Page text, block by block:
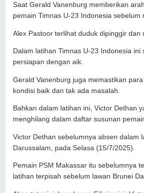
Saat Gerald Vanenburg memberikan
pemain Timnas U-23 Indonesia sebelum
Alex Pastoor terlihat duduk dipinggir dan
Dalam latihan Timnas U-23 Indonesia ini
persiapan dengan aik.
Gerald Vanenburg juga memastikan
kondisi baik dan tak ada masalah.
Bahkan dalam latihan ini, Victor Dethan
menghilang dalam daftar susunan
Victor Dethan sebelumnya absen dalam
Darussalam, pada Selasa (15/7/2025).
Pemain PSM Makassar itu sebelumnya
latihan terpisah sebelum lawan Brunei